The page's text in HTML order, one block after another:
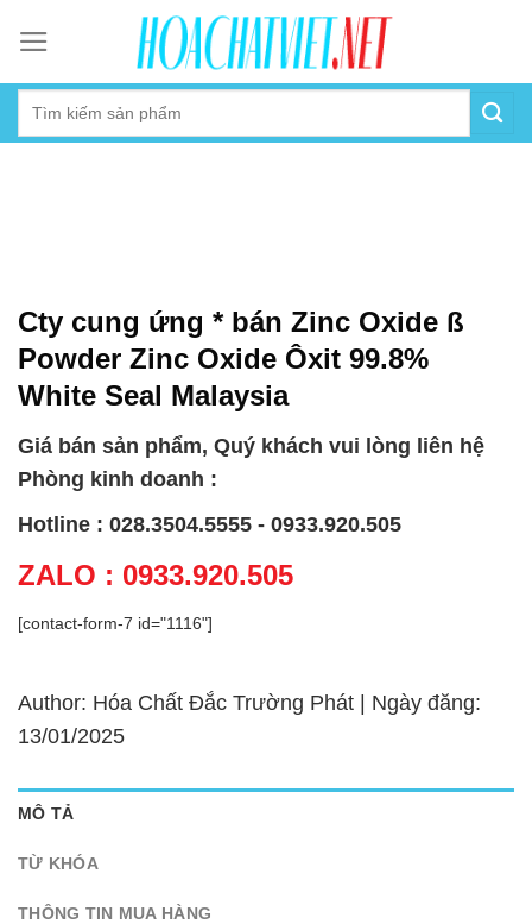
content
Cty cung ứng * bán Zinc Oxide ß
Powder Zinc Oxide Ôxit 99.8%
White Seal Malaysia
Giá bán sản phẩm, Quý khách vui lòng liên hệ
Phòng kinh doanh :
Hotline : 028.3504.5555 - 0933.920.505
ZALO : 0933.920.505
[contact-form-7 id="1116"]
Author: Hóa Chất Đắc Trường Phát | Ngày đăng:
13/01/2025
MÔ TẢ
TỪ KHÓA
THÔNG TIN MUA HÀNG